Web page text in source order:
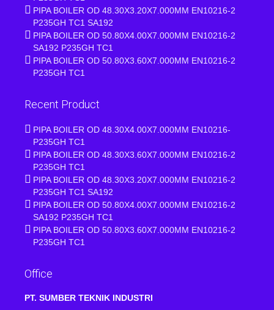
PIPA BOILER OD 48.30X3.20X7.000MM EN10216-2
P235GH TC1 SA192
PIPA BOILER OD 50.80X4.00X7.000MM EN10216-2
SA192 P235GH TC1
PIPA BOILER OD 50.80X3.60X7.000MM EN10216-2
P235GH TC1
Recent Product
PIPA BOILER OD 48.30X4.00X7.000MM EN10216-
P235GH TC1
PIPA BOILER OD 48.30X3.60X7.000MM EN10216-2
P235GH TC1
PIPA BOILER OD 48.30X3.20X7.000MM EN10216-2
P235GH TC1 SA192
PIPA BOILER OD 50.80X4.00X7.000MM EN10216-2
SA192 P235GH TC1
PIPA BOILER OD 50.80X3.60X7.000MM EN10216-2
P235GH TC1
Office
PT. SUMBER TEKNIK INDUSTRI